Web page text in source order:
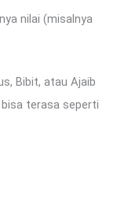
nilai (misalnya
Bibit, atau Ajaib
terasa seperti